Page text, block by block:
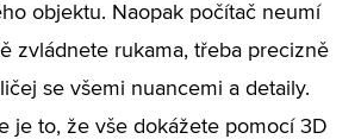
objektu. Naopak počítač neumí
zvládnete rukama, třeba precizně
se všemi nuancemi a detaily.
je to, že vše dokážete pomocí 3D